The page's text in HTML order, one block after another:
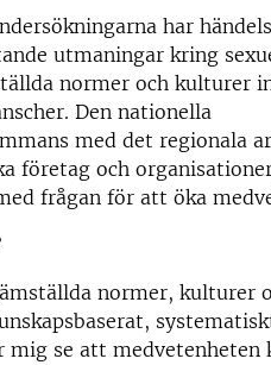
har
utmaningar kring
normer och kulturer
Den nationella
med det regionala
företag och
frågan för att öka
normer, kulturer
se att medvetenheten